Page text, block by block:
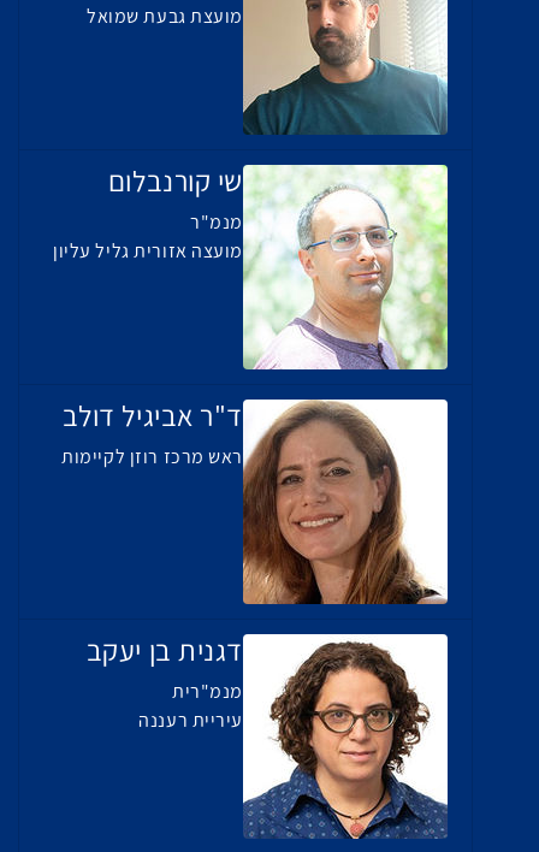
מועצת גבעת שמואל
שי קורנבלום
מנמ"ר
מועצה אזורית גליל עליון
ד"ר אביגיל דולב
ראש מרכז רוזן לקיימות
דגנית בן יעקב
מנמ"רית
עיריית רעננה